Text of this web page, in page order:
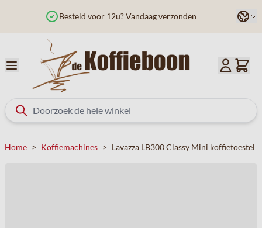
Besteld voor 12u? Vandaag verzonden Taal
Home > Koffiemachines > Lavazza LB300 Classy Mini koffietoestel